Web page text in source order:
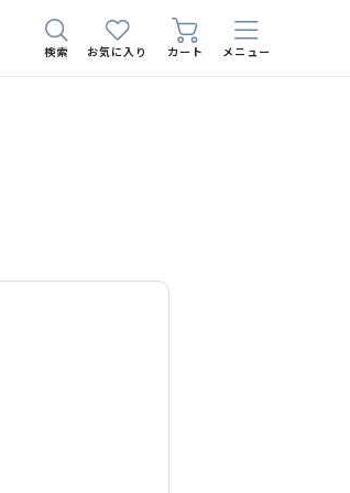
検索 お気に入り カート メニュー